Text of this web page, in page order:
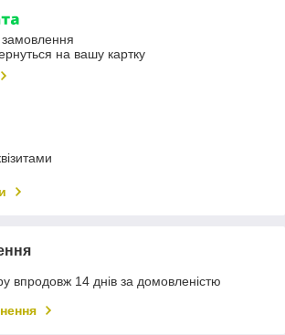
на вашу картку
впродовж 14 днів за домовленістю